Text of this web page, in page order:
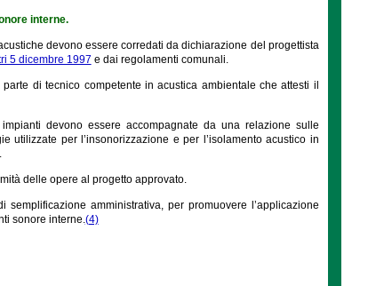
interne.
devono essere corredati da dichiarazione del progettista
5 dicembre 1997 e dai regolamenti comunali.
di tecnico competente in acustica ambientale che attesti il
devono essere accompagnate da una relazione sulle
per l’insonorizzazione e per l’isolamento acustico in
delle opere al progetto approvato.
amministrativa, per promuovere l’applicazione
sonore interne.(4)